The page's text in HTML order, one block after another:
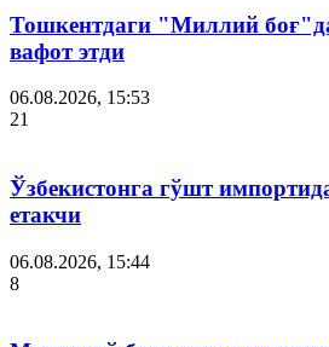
Тошкентдаги "Миллий
вафот этди
06.08.2026, 15:53
21
Ўзбекистонга гўшт
етакчи
06.08.2026, 15:44
8